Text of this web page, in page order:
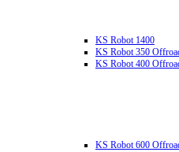
KS Robot 1400
KS Robot 350
KS Robot 400
KS Robot 600